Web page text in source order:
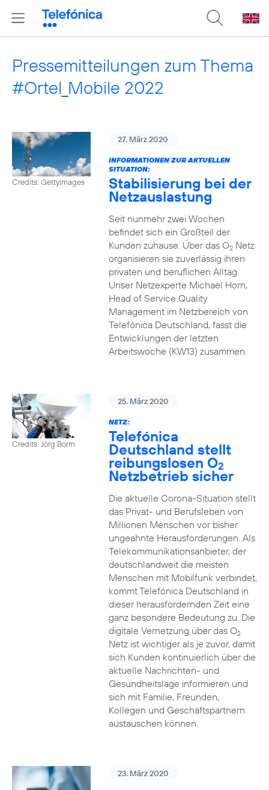
Pressemitteilungen zum Thema
#Ortel_Mobile 2022
Credits: Gettyimages
27. März 2020
INFORMATIONEN ZUR AKTUELLEN
SITUATION:
Stabilisierung bei der
Netzauslastung
Seit nunmehr zwei Wochen
befindet sich ein Großteil der
Kunden zuhause. Über das O2Netz
organisieren sie zuverlässig ihren
privaten und beruflichen Alltag.
Unser Netzexperte Michael Horn,
Head of Service Quality
Management im Netzbereich von
Telefónica Deutschland, fasst die
Entwicklungen der letzten
Arbeitswoche (KW13) zusammen.
Credits: Jörg Borm
25. März 2020
NETZ:
Telefónica
Deutschland stellt
reibungslosen O2
Netzbetrieb sicher
Die aktuelle Corona-Situation stellt
das Privat- und Berufsleben von
Millionen Menschen vor bisher
ungeahnte Herausforderungen. Als
Telekommunikationsanbieter, der
deutschlandweit die meisten
Menschen mit Mobilfunk verbindet,
kommt Telefónica Deutschland in
dieser herausfordernden Zeit eine
ganz besondere Bedeutung zu. Die
digitale Vernetzung über das O2
Netz ist wichtiger als je zuvor, damit
sich Kunden kontinuierlich über die
aktuelle Nachrichten- und
Gesundheitslage informieren und
sich mit Familie, Freunden,
Kollegen und Geschäftspartnern
austauschen können.
23. März 2020